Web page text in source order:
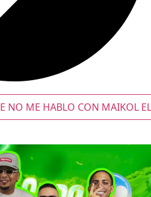
NO ME HABLO CON MAIKOL